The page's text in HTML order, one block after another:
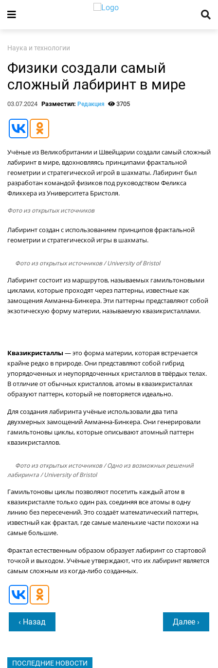
Наука и технологии
Физики создали самый
сложный лабиринт в мире
03.07.2024 Разместил: Редакция 3705
Учёные из Великобритании и Швейцарии создали самый сложный
лабиринт в мире, вдохновляясь принципами фрактальной
геометрии и стратегической игрой в шахматы. Лабиринт был
разработан командой физиков под руководством Феликса
Фликкера из Университета Бристоля.
Фото из открытых источников
Лабиринт создан с использованием принципов фрактальной
геометрии и стратегической игры в шахматы.
Фото из открытых источников/ University of Bristol
Лабиринт состоит из маршрутов, называемых гамильтоновыми
циклами, которые проходят через паттерны, известные как
замощения Амманна-Бинкера. Эти паттерны представляют собой
экзотическую форму материи, называемую квазикристаллами.
Квазикристаллы — это форма материи, которая встречается
крайне редко в природе. Они представляют собой гибрид
упорядоченных и неупорядоченных кристаллов в твёрдых телах.
В отличие от обычных кристаллов, атомы в квазикристаллах
образуют паттерн, который не повторяется идеально.
Для создания лабиринта учёные использовали два типа
двухмерных замощений Амманна-Бинкера. Они генерировали
гамильтоновы циклы, которые описывают атомный паттерн
квазикристаллов.
Фото из открытых источников/ Одно из возможных решений
лабиринта / University of Bristol
Гамильтоновы циклы позволяют посетить каждый атом в
квазикристалле только один раз, соединяя все атомы в одну
линию без пересечений. Это создаёт математический паттерн,
известный как фрактал, где самые маленькие части похожи на
самые большие.
Фрактал естественным образом образует лабиринт со стартовой
точкой и выходом. Учёные утверждают, что их лабиринт является
самым сложным из когда-либо созданных.
‹ Назад Далее ›
ПОСЛЕДНИЕ НОВОСТИ